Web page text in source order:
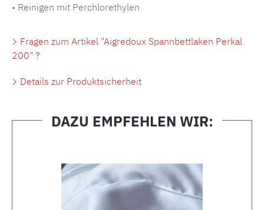
• Reinigen mit Perchlorethylen
Fragen zum Artikel "Aigredoux Spannbettlaken Perkal
200" ?
Details zur Produktsicherheit
DAZU EMPFEHLEN WIR: